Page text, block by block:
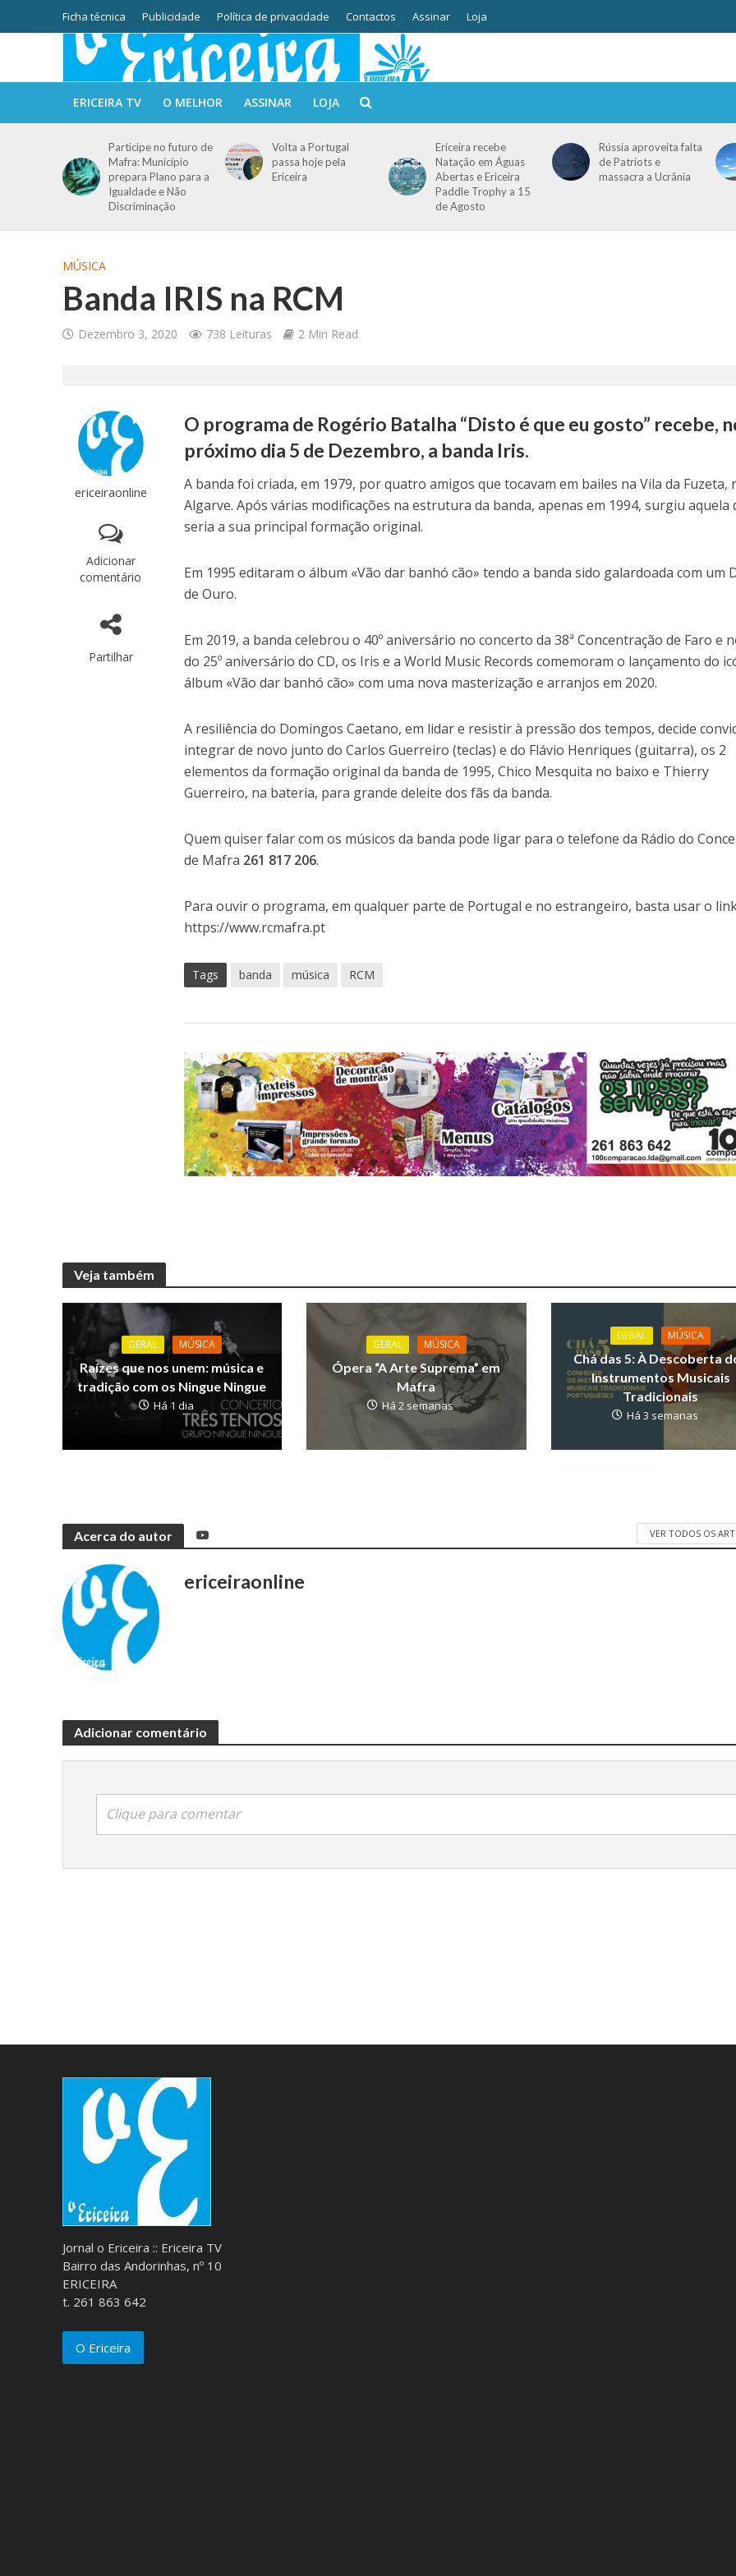
Ficha técnica Publicidade Política de privacidade Contactos Assinar Loja
ERICEIRA TV O MELHOR ASSINAR LOJA
Participe no futuro de
Mafra: Município
prepara Plano para a
Igualdade e Não
Discriminação
Volta a Portugal
passa hoje pela
Ericeira
Ericeira recebe
Natação em Águas
Abertas e Ericeira
Paddle Trophy a 15
de Agosto
Rússia aproveita falta
de Patriots e
massacra a Ucrânia
MÚSICA
Banda IRIS na RCM
Dezembro 3, 2020 738 Leituras 2 Min Read
ericeiraonline
Adicionar
comentário
Partilhar
O programa de Rogério Batalha “Disto é que eu gosto” recebe,
próximo dia 5 de Dezembro, a banda Iris.
A banda foi criada, em 1979, por quatro amigos que tocavam em bailes na Vila da Fuzeta,
Algarve. Após várias modificações na estrutura da banda, apenas em 1994, surgiu aquela
seria a sua principal formação original.
Em 1995 editaram o álbum «Vão dar banhó cão» tendo a banda sido galardoada com um
de Ouro.
Em 2019, a banda celebrou o 40º aniversário no concerto da 38ª Concentração de Faro e
do 25º aniversário do CD, os Iris e a World Music Records comemoram o lançamento do
álbum «Vão dar banhó cão» com uma nova masterização e arranjos em 2020.
A resiliência do Domingos Caetano, em lidar e resistir à pressão dos tempos, decide
integrar de novo junto do Carlos Guerreiro (teclas) e do Flávio Henriques (guitarra), os 2
elementos da formação original da banda de 1995, Chico Mesquita no baixo e Thierry
Guerreiro, na bateria, para grande deleite dos fãs da banda.
Quem quiser falar com os músicos da banda pode ligar para o telefone da Rádio do
de Mafra 261 817 206.
Para ouvir o programa, em qualquer parte de Portugal e no estrangeiro, basta usar o
https://www.rcmafra.pt
Tags banda música RCM
Veja também
GERAL MÚSICA
Raízes que nos unem: música e
tradição com os Ningue Ningue
Há 1 dia
GERAL MÚSICA
Ópera “A Arte Suprema” em
Mafra
Há 2 semanas
GERAL MÚSICA
Chá das 5: À Descoberta
Instrumentos Musicais
Tradicionais
Há 3 semanas
Acerca do autor VER TODOS OS
ericeiraonline
Adicionar comentário
Clique para comentar
Jornal o Ericeira :: Ericeira TV
Bairro das Andorinhas, nº 10
ERICEIRA
t. 261 863 642
O Ericeira